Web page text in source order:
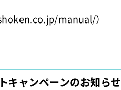
manual/）
キャンペーンのお知らせ